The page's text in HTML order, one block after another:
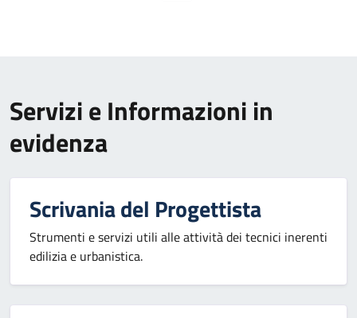
Servizi e Informazioni in
evidenza
Scrivania del Progettista
Strumenti e servizi utili alle attività dei tecnici inerenti
edilizia e urbanistica.